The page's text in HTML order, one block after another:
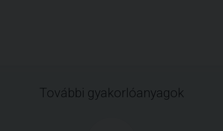
További gyakorlóanyagok